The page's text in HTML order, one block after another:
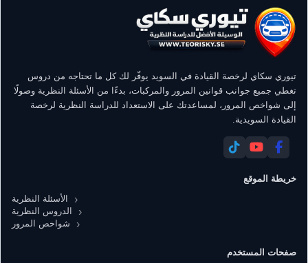
تيوري سكاي لرخصة القيادة في السويد يوفّر لك كل ما تحتاجه من دروس
تغطي جميع جوانب قوانين المرور والمركبات، بدءًا من الأسئلة النظرية وصولًا
إلى شواخص المرور، لمساعدتك على الاستعداد للدراسة النظرية لرخصة
القيادة السويدية.
خريطة الموقع
الأسئلة النظرية
الدروس النظرية
شواخص المرور
صفحات المستخدم